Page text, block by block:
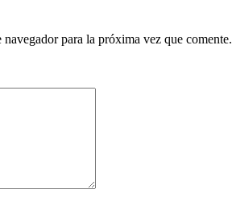
para la próxima vez que comente.